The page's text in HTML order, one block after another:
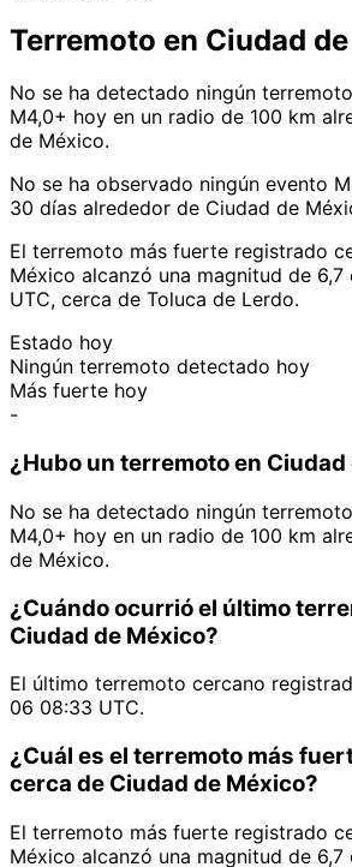
Terremoto en Ciudad
No se ha detectado ningún
M4,0+ hoy en un radio de 100 km
de México.
No se ha observado ningún evento
30 días alrededor de Ciudad de
El terremoto más fuerte registrado
México alcanzó una magnitud de 6,7
UTC, cerca de Toluca de Lerdo.
Estado hoy
Ningún terremoto detectado hoy
Más fuerte hoy
-
¿Hubo un terremoto en
No se ha detectado ningún
M4,0+ hoy en un radio de 100 km
de México.
¿Cuándo ocurrió el último
Ciudad de México?
El último terremoto cercano
06 08:33 UTC.
¿Cuál es el terremoto más
cerca de Ciudad de México?
El terremoto más fuerte registrado
México alcanzó una magnitud de 6,7